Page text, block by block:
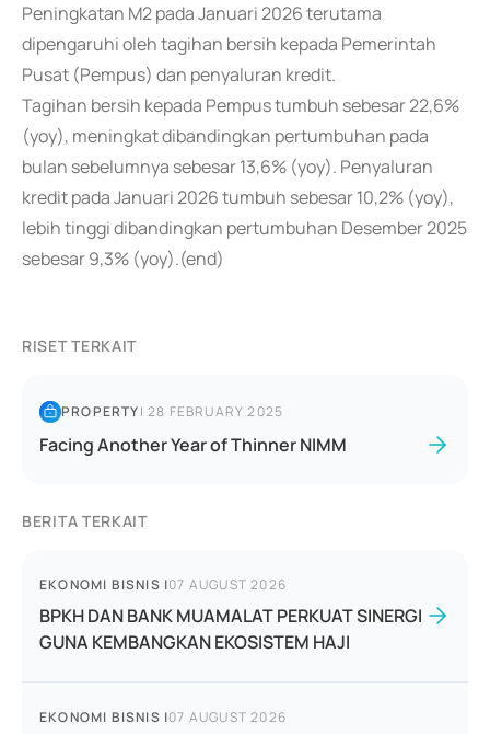
Peningkatan M2 pada Januari 2026 terutama
dipengaruhi oleh tagihan bersih kepada Pemerintah
Pusat (Pempus) dan penyaluran kredit.
Tagihan bersih kepada Pempus tumbuh sebesar 22,6%
(yoy), meningkat dibandingkan pertumbuhan pada
bulan sebelumnya sebesar 13,6% (yoy). Penyaluran
kredit pada Januari 2026 tumbuh sebesar 10,2% (yoy),
lebih tinggi dibandingkan pertumbuhan Desember 2025
sebesar 9,3% (yoy).(end)
RISET TERKAIT
PROPERTY|28 FEBRUARY 2025
Facing Another Year of Thinner NIMM
BERITA TERKAIT
EKONOMI BISNIS |07 AUGUST 2026
BPKH DAN BANK MUAMALAT PERKUAT SINERGI
GUNA KEMBANGKAN EKOSISTEM HAJI
EKONOMI BISNIS |07 AUGUST 2026